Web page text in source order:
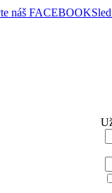
náš FACEBOOK